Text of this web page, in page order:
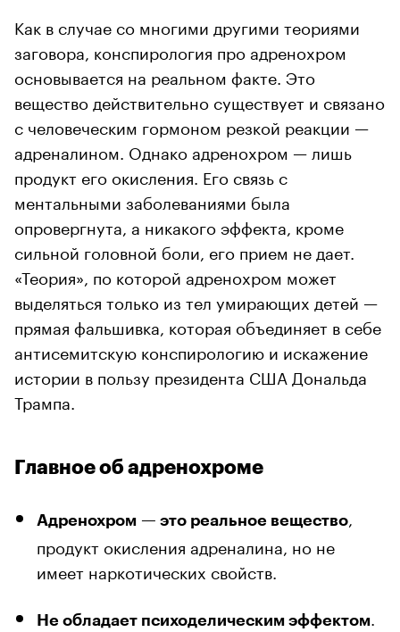
Как в случае со многими другими теориями
заговора, конспирология про адренохром
основывается на реальном факте. Это
вещество действительно существует и связано
с человеческим гормоном резкой реакции —
адреналином. Однако адренохром — лишь
продукт его окисления. Его связь с
ментальными заболеваниями была
опровергнута, а никакого эффекта, кроме
сильной головной боли, его прием не дает.
«Теория», по которой адренохром может
выделяться только из тел умирающих детей —
прямая фальшивка, которая объединяет в себе
антисемитскую конспирологию и искажение
истории в пользу президента США Дональда
Трампа.
Главное об адренохроме
Адренохром — это реальное вещество
продукт окисления адреналина, но не
имеет наркотических свойств.
Не обладает психоделическим эффектом